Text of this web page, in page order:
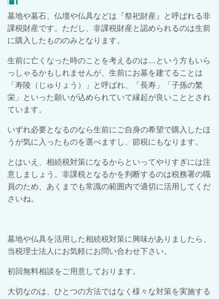
墓地や墓石、仏壇や仏具などは『祭祀財産』と呼ばれる非
課税財産です。 ただし、非課税財産と認められるのは生前
に購入したもののみとなります。
生前に亡くなった時のことを考えるのは…という方もいら
っしゃるかもしれませんが、 生前にお墓を建てることは
「寿陵（ じゅりょう ）」と呼ばれ、「長寿」「子孫の繁
栄」といった願いが込められていて縁起が良いこととされ
ています。
いずれ必要となるのなら生前にご自身の希望で購入したほ
うが気に入ったものを選べますし、節税にもなります。
とはいえ、相続税対策になるからといってやりすぎには注
意しましょう。 非課税となるかを判断するのは税務署の職
員のため、 あくまでも常識の範囲内で適切に活用してくだ
さいね。
墓地や仏具を活用した相続税対策に興味がありましたら、
当税理士法人にお気軽にお問い合わせ下さい。
初回無料相談をご用意しております。
大切なのは、ひとつの方法ではなく様々な対策を実施する